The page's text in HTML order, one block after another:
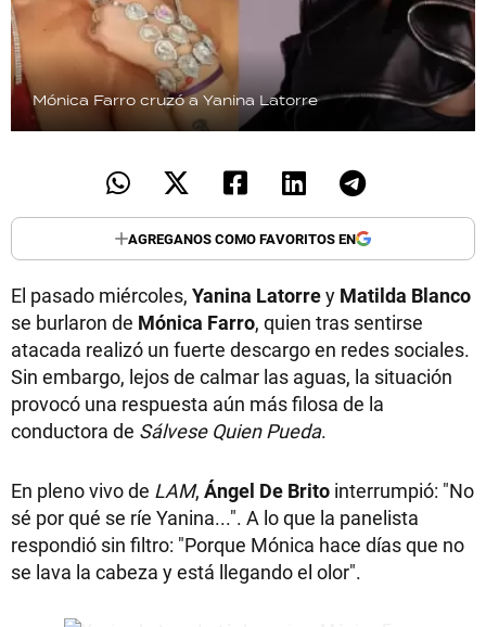
Mónica Farro cruzó a Yanina Latorre
AGREGANOS COMO FAVORITOS EN
El pasado miércoles, Yanina Latorrey Matilda Blanco
se burlaron de Mónica Farro, quien tras sentirse
atacada realizó un fuerte descargo en redes sociales.
Sin embargo, lejos de calmar las aguas, la situación
provocó una respuesta aún más filosa de la
conductora de Sálvese Quien Pueda.
En pleno vivo de LAM, Ángel De Brito interrumpió: "No
sé por qué se ríe Yanina...". A lo que la panelista
respondió sin filtro: "Porque Mónica hace días que no
se lava la cabeza y está llegando el olor".